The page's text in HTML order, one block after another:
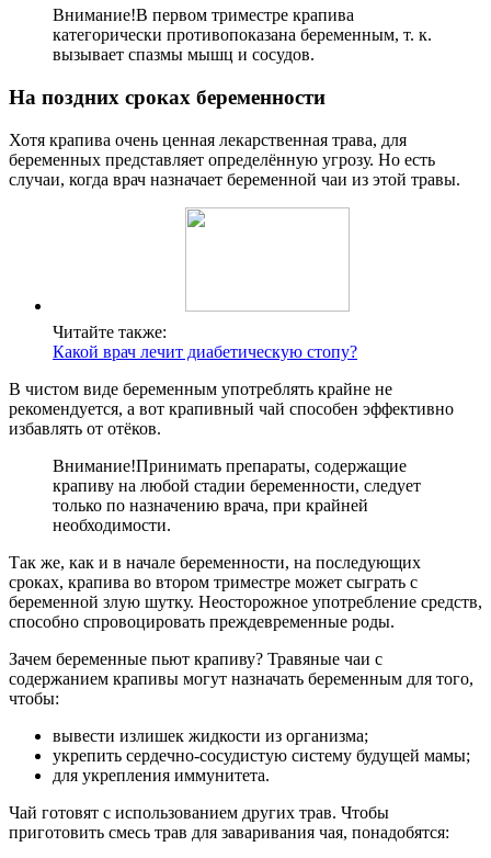
Внимание!В первом триместре крапива
категорически противопоказана беременным, т. к.
вызывает спазмы мышц и сосудов.
На поздних сроках беременности
Хотя крапива очень ценная лекарственная трава, для
беременных представляет определённую угрозу. Но есть
случаи, когда врач назначает беременной чаи из этой травы.
Читайте также:
Какой врач лечит диабетическую стопу?
В чистом виде беременным употреблять крайне не
рекомендуется, а вот крапивный чай способен эффективно
избавлять от отёков.
Внимание!Принимать препараты, содержащие
крапиву на любой стадии беременности, следует
только по назначению врача, при крайней
необходимости.
Так же, как и в начале беременности, на последующих
сроках, крапива во втором триместре может сыграть с
беременной злую шутку. Неосторожное употребление средств,
способно спровоцировать преждевременные роды.
Зачем беременные пьют крапиву? Травяные чаи с
содержанием крапивы могут назначать беременным для того,
чтобы:
вывести излишек жидкости из организма;
укрепить сердечно-сосудистую систему будущей мамы;
для укрепления иммунитета.
Чай готовят с использованием других трав. Чтобы
приготовить смесь трав для заваривания чая, понадобятся: